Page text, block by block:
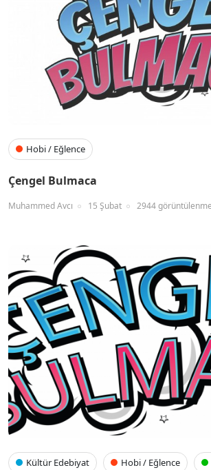
Hobi / Eğlence
Çengel Bulmaca
Muhammed Avcı 15 Şubat 2944 görüntülenme
Kültür Edebiyat Hobi / Eğlence